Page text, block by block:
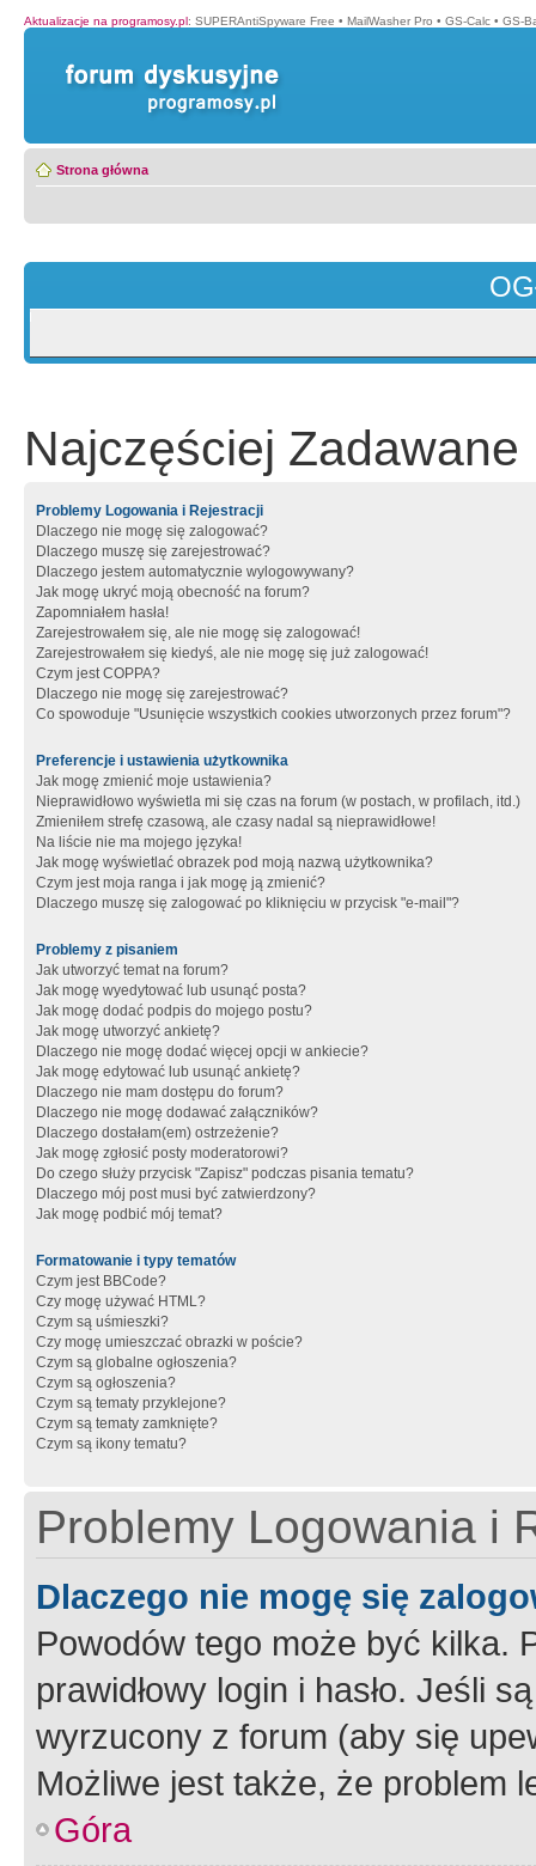
Aktualizacje na programosy.pl: SUPERAntiSpyware Free • MailWasher Pro • GS-Calc • GS-
Strona główna
Najczęściej Zadawane
Problemy Logowania i Rejestracji
Dlaczego nie mogę się zalogować?
Dlaczego muszę się zarejestrować?
Dlaczego jestem automatycznie wylogowywany?
Jak mogę ukryć moją obecność na forum?
Zapomniałem hasła!
Zarejestrowałem się, ale nie mogę się zalogować!
Zarejestrowałem się kiedyś, ale nie mogę się już zalogować!
Czym jest COPPA?
Dlaczego nie mogę się zarejestrować?
Co spowoduje "Usunięcie wszystkich cookies utworzonych przez forum"?
Preferencje i ustawienia użytkownika
Jak mogę zmienić moje ustawienia?
Nieprawidłowo wyświetla mi się czas na forum (w postach, w profilach, itd.)
Zmieniłem strefę czasową, ale czasy nadal są nieprawidłowe!
Na liście nie ma mojego języka!
Jak mogę wyświetlać obrazek pod moją nazwą użytkownika?
Czym jest moja ranga i jak mogę ją zmienić?
Dlaczego muszę się zalogować po kliknięciu w przycisk "e-mail"?
Problemy z pisaniem
Jak utworzyć temat na forum?
Jak mogę wyedytować lub usunąć posta?
Jak mogę dodać podpis do mojego postu?
Jak mogę utworzyć ankietę?
Dlaczego nie mogę dodać więcej opcji w ankiecie?
Jak mogę edytować lub usunąć ankietę?
Dlaczego nie mam dostępu do forum?
Dlaczego nie mogę dodawać załączników?
Dlaczego dostałam(em) ostrzeżenie?
Jak mogę zgłosić posty moderatorowi?
Do czego służy przycisk "Zapisz" podczas pisania tematu?
Dlaczego mój post musi być zatwierdzony?
Jak mogę podbić mój temat?
Formatowanie i typy tematów
Czym jest BBCode?
Czy mogę używać HTML?
Czym są uśmieszki?
Czy mogę umieszczać obrazki w poście?
Czym są globalne ogłoszenia?
Czym są ogłoszenia?
Czym są tematy przyklejone?
Czym są tematy zamknięte?
Czym są ikony tematu?
Problemy Logowania i
Dlaczego nie mogę się
Powodów tego może być kilka.
prawidłowy login i hasło. Jeśli
wyrzucony z forum (aby się
Możliwe jest także, że problem
Góra